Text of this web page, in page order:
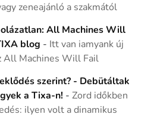
zeneajánló a szakmától
All Machines Will
blog - Itt van iamyank új
All Machines Will Fail
szerint? - Debütáltak
a Tixa-n! -Zord időkben
ilyen volt a dinamikus